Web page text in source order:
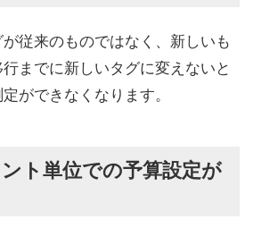
従来のものではなく、新しいも
までに新しいタグに変えないと
ができなくなります。
ト単位での予算設定が